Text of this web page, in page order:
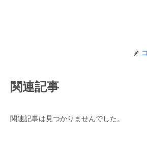
関連記事
関連記事は見つかりませんでした。